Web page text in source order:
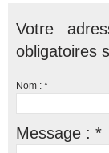
Votre
obligatoires
Nom : *
Message : *